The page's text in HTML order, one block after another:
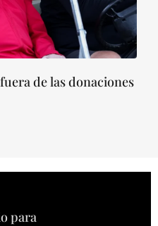
de las donaciones
para